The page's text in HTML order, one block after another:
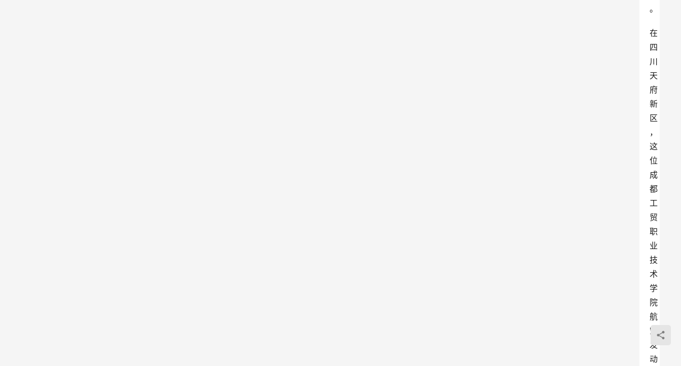
。
在
四
川
天
府
新
区
，
这
位
成
都
工
贸
职
业
技
术
学
院
航
空
发
动